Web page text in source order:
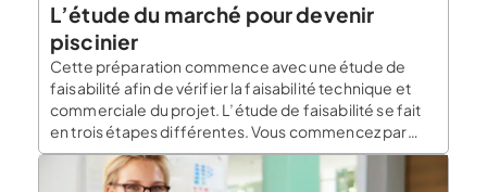
L’étude du marché pour devenir
piscinier
Cette préparation commence avec une étude de
faisabilité afin de vérifier la faisabilité technique et
commerciale du projet. L’étude de faisabilité se fait
en trois étapes différentes. Vous commencez par
étudier votre marché, ensuite vous élaborez la
proposition de valeur. Enfin, vous composez le